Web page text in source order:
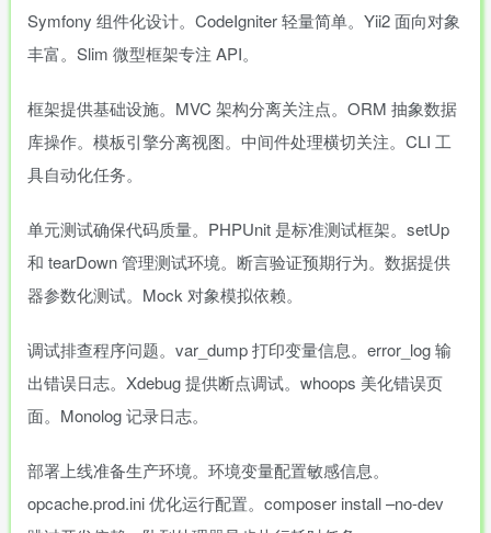
Symfony 组件化设计。CodeIgniter 轻量简单。Yii2 面向对象
丰富。Slim 微型框架专注 API。
框架提供基础设施。MVC 架构分离关注点。ORM 抽象数据
库操作。模板引擎分离视图。中间件处理横切关注。CLI 工
具自动化任务。
单元测试确保代码质量。PHPUnit 是标准测试框架。setUp
和 tearDown 管理测试环境。断言验证预期行为。数据提供
器参数化测试。Mock 对象模拟依赖。
调试排查程序问题。var_dump 打印变量信息。error_log 输
出错误日志。Xdebug 提供断点调试。whoops 美化错误页
面。Monolog 记录日志。
部署上线准备生产环境。环境变量配置敏感信息。
opcache.prod.ini 优化运行配置。composer install –no-dev